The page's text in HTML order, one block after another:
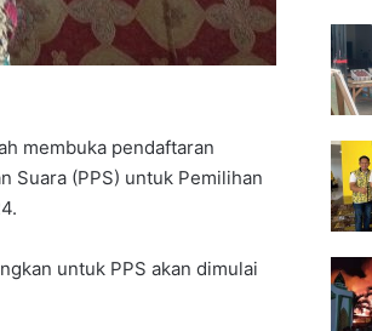
membuka pendaftaran
Suara (PPS) untuk Pemilihan
untuk PPS akan dimulai